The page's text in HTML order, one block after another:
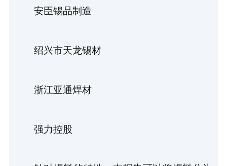
安臣锡品制造
绍兴市天龙锡材
浙江亚通焊材
强力控股